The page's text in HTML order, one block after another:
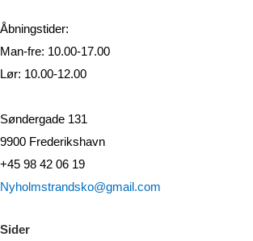
Åbningstider:
Man-fre: 10.00-17.00
Lør: 10.00-12.00
Søndergade 131
9900 Frederikshavn
+45 98 42 06 19
Nyholmstrandsko@gmail.com
Sider